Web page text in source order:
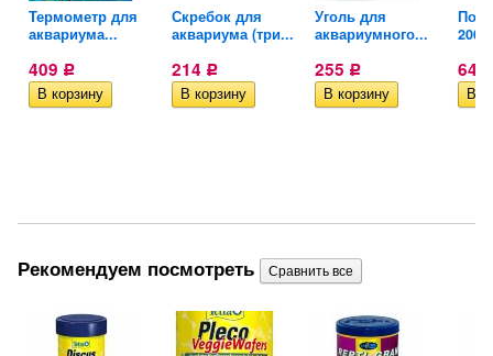
Термометр для
аквариума...
409 Р
Скребок для
аквариума (три...
214 Р
Уголь для
аквариумного...
255 Р
200
644
Рекомендуем посмотреть